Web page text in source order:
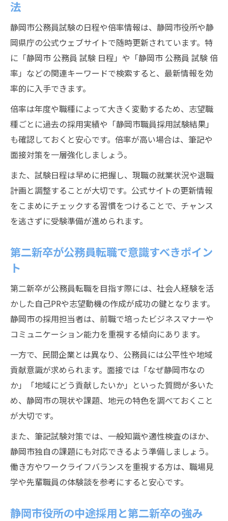
法
静岡市公務員試験の日程や倍率情報は、静岡市役所や静
岡県庁の公式ウェブサイトで随時更新されています。特
に「静岡市 公務員 試験 日程」や「静岡市 公務員 試験 倍
率」などの関連キーワードで検索すると、最新情報を効
率的に入手できます。
倍率は年度や職種によって大きく変動するため、志望職
種ごとに過去の採用実績や「静岡市職員採用試験結果」
も確認しておくと安心です。倍率が高い場合は、筆記や
面接対策を一層強化しましょう。
また、試験日程は早めに把握し、現職の就業状況や退職
計画と調整することが大切です。公式サイトの更新情報
をこまめにチェックする習慣をつけることで、チャンス
を逃さずに受験準備が進められます。
第二新卒が公務員転職で意識すべきポイン
ト
第二新卒が公務員転職を目指す際には、社会人経験を活
かした自己PRや志望動機の作成が成功の鍵となります。
静岡市の採用担当者は、前職で培ったビジネスマナーや
コミュニケーション能力を重視する傾向にあります。
一方で、民間企業とは異なり、公務員には公平性や地域
貢献意識が求められます。面接では「なぜ静岡市なの
か」「地域にどう貢献したいか」といった質問が多いた
め、静岡市の現状や課題、地元の特色を調べておくこと
が大切です。
また、筆記試験対策では、一般知識や適性検査のほか、
静岡市独自の課題にも対応できるよう準備しましょう。
働き方やワークライフバランスを重視する方は、職場見
学や先輩職員の体験談を参考にすると安心です。
静岡市役所の中途採用と第二新卒の強み